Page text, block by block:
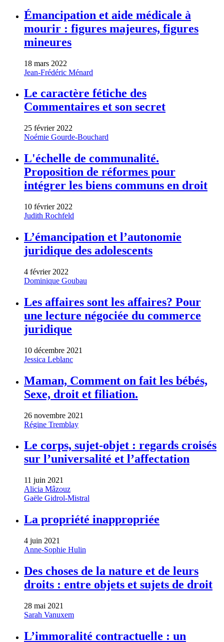
Émancipation et aide médicale à
mourir : figures majeures, figures
mineures
18 mars 2022
Jean-Frédéric Ménard
Le caractère fétiche des
Commentaires et son secret
25 février 2022
Noémie Gourde-Bouchard
L'échelle de communalité.
Proposition de réformes pour
intégrer les biens communs en droit
10 février 2022
Judith Rochfeld
L’émancipation et l’autonomie
juridique des adolescents
4 février 2022
Dominique Goubau
Les affaires sont les affaires? Pour
une lecture négociée du commerce
juridique
10 décembre 2021
Jessica Leblanc
Maman, Comment on fait les bébés,
Sexe, droit et filiation.
26 novembre 2021
Régine Tremblay
Le corps, sujet-objet : regards croisés
sur l’universalité et l’affectation
11 juin 2021
Alicia Mâzouz
Gaële Gidrol-Mistral
La propriété inappropriée
4 juin 2021
Anne-Sophie Hulin
Des choses de la nature et de leurs
droits : entre objets et sujets de droit
28 mai 2021
Sarah Vanuxem
L’immoralité contractuelle : un